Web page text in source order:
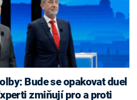
zmiňují pro a proti